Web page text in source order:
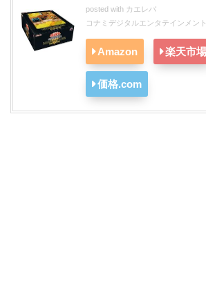
posted with カエレバ
コナミデジタルエンタテインメン
Amazon 楽天市場
価格.com